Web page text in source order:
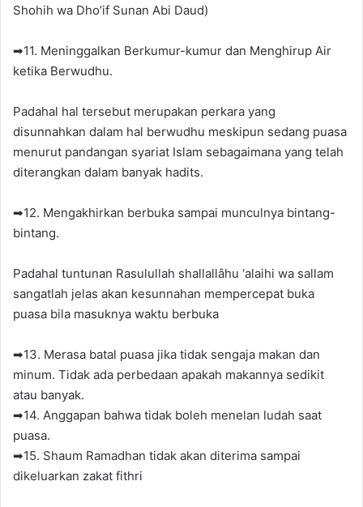
Shohih wa Dho’if Sunan Abi Daud)
➡11. Meninggalkan Berkumur-kumur dan Meng­hirup Air
ketika Berwudhu.
Padahal hal tersebut merupakan perkara yang
disunnahkan dalam hal berwudhu meskipun sedang puasa
menurut pandangan syariat Islam sebagaimana yang telah
diterangkan dalam banyak hadits.
➡12. Mengakhirkan berbuka sampai munculnya bintang-
bintang.
Padahal tuntunan Rasulullah shallallâhu ‘alaihi wa sallam
sangatlah jelas akan kesunnahan mempercepat buka
puasa bila masuknya waktu berbuka
➡13. Merasa batal puasa jika tidak sengaja makan dan
minum. Tidak ada perbedaan apakah makannya sedikit
atau banyak.
➡14. Anggapan bahwa tidak boleh menelan ludah saat
puasa.
➡15. Shaum Ramadhan tidak akan diterima sampai
dikeluarkan zakat fithri